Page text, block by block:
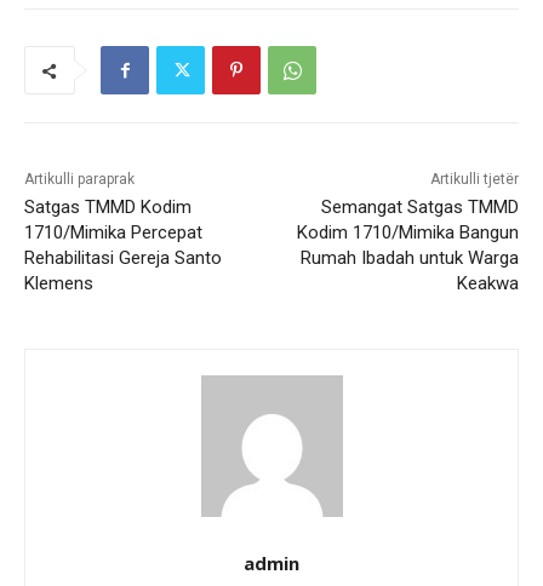
Artikulli paraprak
Satgas TMMD Kodim
1710/Mimika Percepat
Rehabilitasi Gereja Santo
Klemens
Artikulli tjetër
Semangat Satgas TMMD
Kodim 1710/Mimika Bangun
Rumah Ibadah untuk Warga
Keakwa
admin